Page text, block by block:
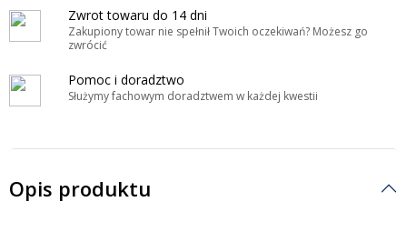
Zwrot towaru do 14 dni
Zakupiony towar nie spełnił Twoich oczekiwań? Możesz go
zwrócić
Pomoc i doradztwo
Służymy fachowym doradztwem w każdej kwestii
Opis produktu